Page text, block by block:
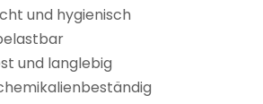
und hygienisch
und langlebig